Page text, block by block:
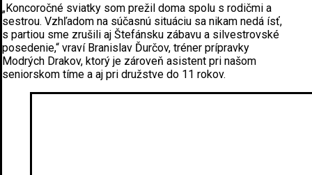
„Koncoročné sviatky som prežil doma spolu s rodičmi a
sestrou. Vzhľadom na súčasnú situáciu sa nikam nedá ísť,
s partiou sme zrušili aj Štefánsku zábavu a silvestrovské
posedenie,“ vraví Branislav Ďurčov, tréner prípravky
Modrých Drakov, ktorý je zároveň asistent pri našom
seniorskom tíme a aj pri družstve do 11 rokov.